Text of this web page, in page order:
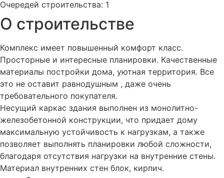
Очередей строительства: 1
О строительстве
Комплекс имеет повышенный комфорт класс.
Просторные и интересные планировки. Качественные
материалы постройки дома, уютная территория. Все
это не оставит равнодушным , даже очень
требовательного покупателя.
Несущий каркас здания выполнен из монолитно-
железобетонной конструкции, что придает дому
максимальную устойчивость к нагрузкам, а также
позволяет выполнять планировки любой сложности,
благодаря отсутствия нагрузки на внутренние стены.
Материал внутренних стен блок, кирпич.